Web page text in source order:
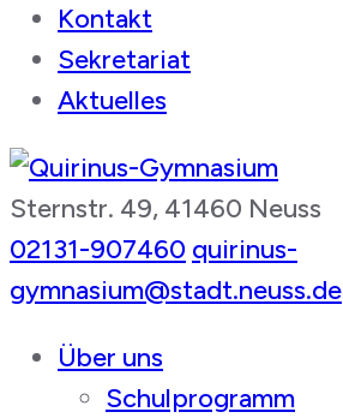
Kontakt
Sekretariat
Aktuelles
Quirinus-Gymnasium
Sternstr. 49, 41460 Neuss
02131-907460 quirinus-
gymnasium@stadt.neuss.de
Über uns
Schulprogramm